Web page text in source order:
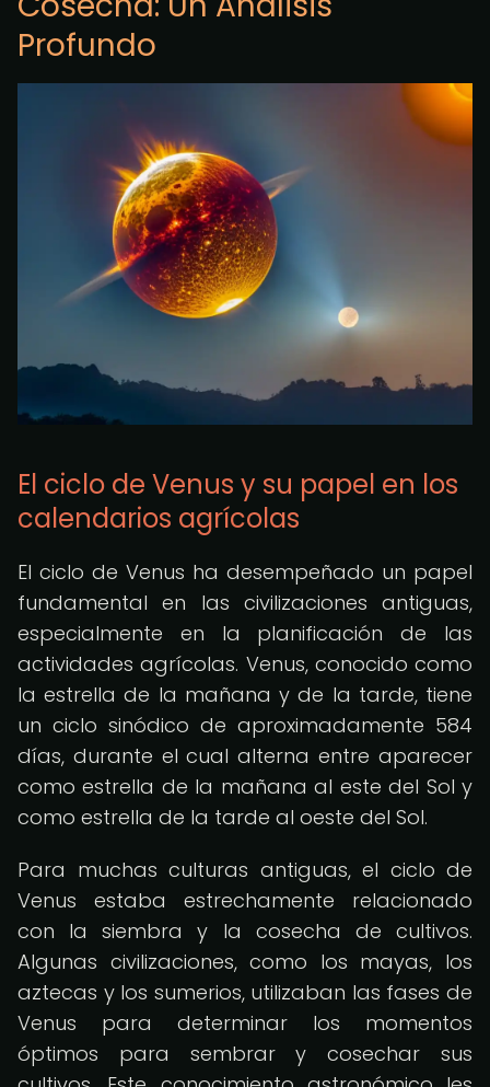
Profundo
El ciclo de Venus y su papel en los
calendarios agrícolas
El ciclo de Venus ha desempeñado un papel
fundamental en las civilizaciones antiguas,
especialmente en la planificación de las
actividades agrícolas. Venus, conocido como
la estrella de la mañana y de la tarde, tiene
un ciclo sinódico de aproximadamente 584
días, durante el cual alterna entre aparecer
como estrella de la mañana al este del Sol y
como estrella de la tarde al oeste del Sol.
Para muchas culturas antiguas, el ciclo de
Venus estaba estrechamente relacionado
con la siembra y la cosecha de cultivos.
Algunas civilizaciones, como los mayas, los
aztecas y los sumerios, utilizaban las fases de
Venus para determinar los momentos
óptimos para sembrar y cosechar sus